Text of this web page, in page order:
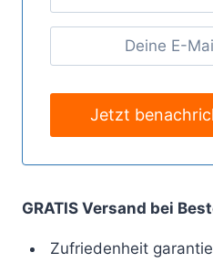
GRATIS Versand bei
Zufriedenheit